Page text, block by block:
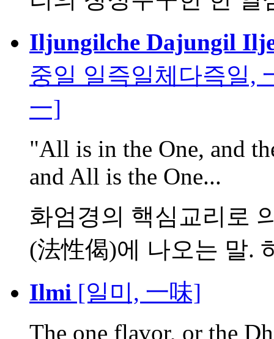
Iljungilche Dajungil
중일 일즉일체다즉일,
一]
"All is in the One, and
and All is the One...
화엄경의 핵심교리로
(法性偈)에 나오는 말.
Ilmi [일미, 一味]
The one flavor, or the